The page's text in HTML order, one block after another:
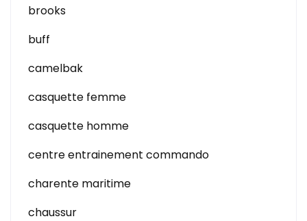
brooks
buff
camelbak
casquette femme
casquette homme
centre entrainement commando
charente maritime
chaussur